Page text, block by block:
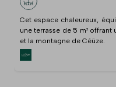
Cet espace chaleureux,
une terrasse de 5 m²
et la montagne de Céüze.